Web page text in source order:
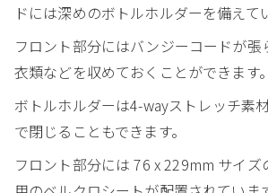
ドには深めのボトルホルダーを備えて
フロント部分にはバンジーコードが張
衣類などを収めておくことができます。
ボトルホルダーは4-wayストレッチ素
で閉じることもできます。
フロント部分には 76 x 229mm サイズ